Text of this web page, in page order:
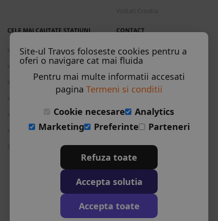
CELE MAI CAUTATE STATIUNI
Hoteluri in Albena
Hoteluri in Bansko
Hoteluri in Nisipurile de Aur
Hoteluri in Antalya
Hoteluri in Barcelona
Destinatii in toata lumea
CONTACT
L-S: 9-18
+40 376 444 888
office@travos.ro
Polita de asigurare|Brevet de turism
ANPC|Inrolare card 3D Secure|Autoritatea Nationala
pentru turism
Drepturi principale in temeiul Ordonantei Guvernului nr. 2/2018
privind pachetele de servicii de calatorie si serviciile de calatorie
asociate
Site-ul Travos foloseste cookies pentru a
oferi o navigare cat mai fluida
Pentru mai multe informatii accesati
pagina Termeni si conditii
Cookie necesare
Analytics
Marketing
Preferinte Parteneri
Refuza toate
Accepta solutia
Accepta toate